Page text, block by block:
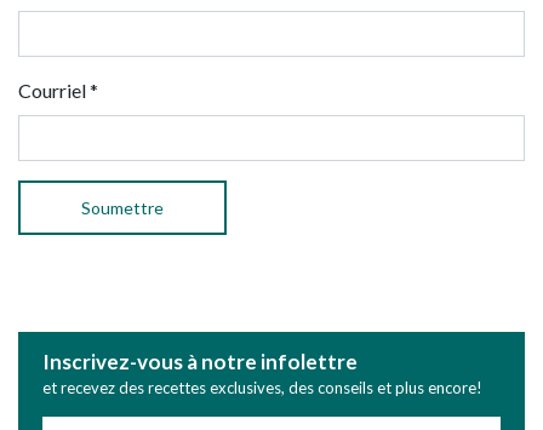
Courriel*
Inscrivez-vous à notre infolettre
et recevez des recettes exclusives, des conseils et plus encore!